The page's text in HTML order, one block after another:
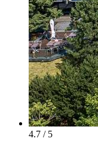
4.7 / 5